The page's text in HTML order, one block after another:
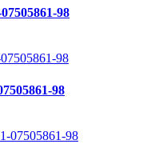
98
98